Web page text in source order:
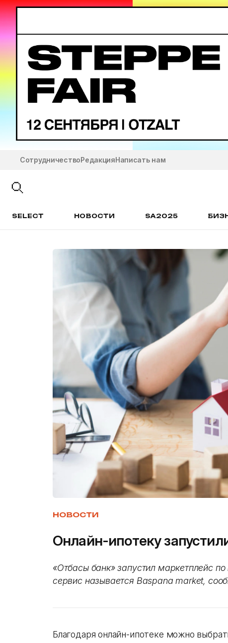
СотрудничествоРедакцияНаписать нам
SELECT НОВОСТИ SA2025
НОВОСТИ
Онлайн-ипотеку
«Отбасы банк» запустил маркетплейс
сервис называется Baspana market,
Благодаря онлайн-ипотеке можно